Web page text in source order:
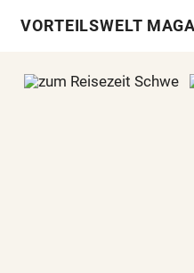
VORTEILSWELT